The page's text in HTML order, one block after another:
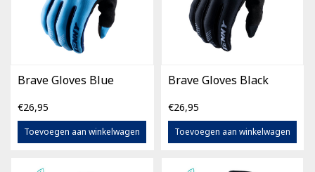
Brave Gloves Blue
€26,95
Toevoegen aan winkelwagen
Brave Gloves Black
€26,95
Toevoegen aan winkelwagen